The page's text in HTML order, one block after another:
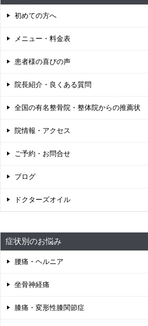
初めての方へ
メニュー・料金表
患者様の喜びの声
院長紹介・良くある質問
全国の有名整骨院・整体院からの推薦状
院情報・アクセス
ご予約・お問合せ
ブログ
ドクターズオイル
症状別のお悩み
腰痛・ヘルニア
坐骨神経痛
膝痛・変形性膝関節症